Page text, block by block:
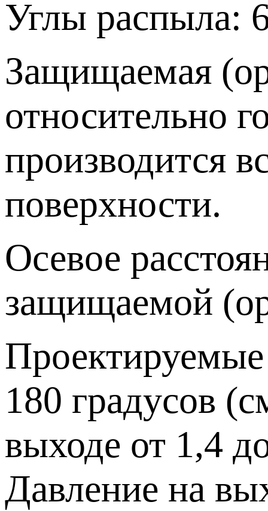
Углы распыла:
Защищаемая
относительно
производится
поверхности.
Осевое
защищаемой
180 градусов
выходе от 1,4
Давление на